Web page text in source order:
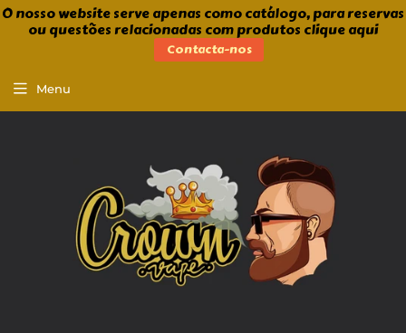
O nosso website serve apenas como catálogo, para reservas
ou questões relacionadas com produtos clique aqui
Contacta-nos
Menu